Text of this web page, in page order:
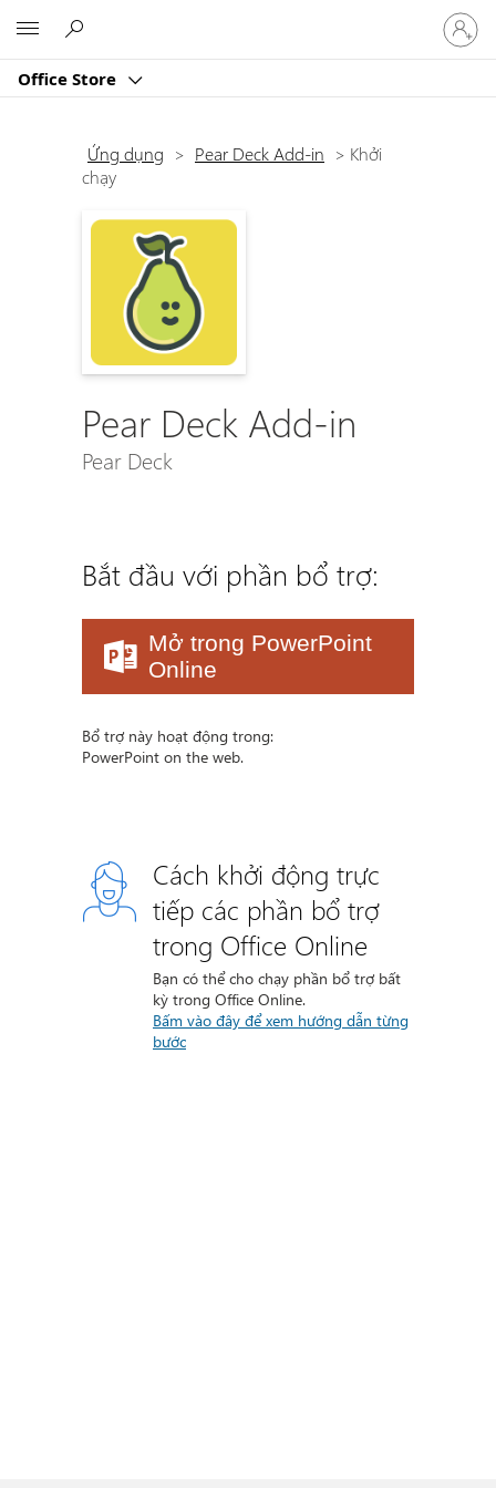
Office Store
Đăng
nhập
tài
của
Ứng dụng > Pear Deck Add-in > Khởi
chạy
Pear Deck Add-in
Pear Deck
Bắt đầu với phần bổ trợ:
Mở trong PowerPoint
Online
Bổ trợ này hoạt động trong:
PowerPoint on the web.
Cách khởi động trực
tiếp các phần bổ trợ
trong Office Online
Bạn có thể cho chạy phần bổ trợ bất
kỳ trong Office Online.
Bấm vào đây để xem hướng dẫn từng
bước